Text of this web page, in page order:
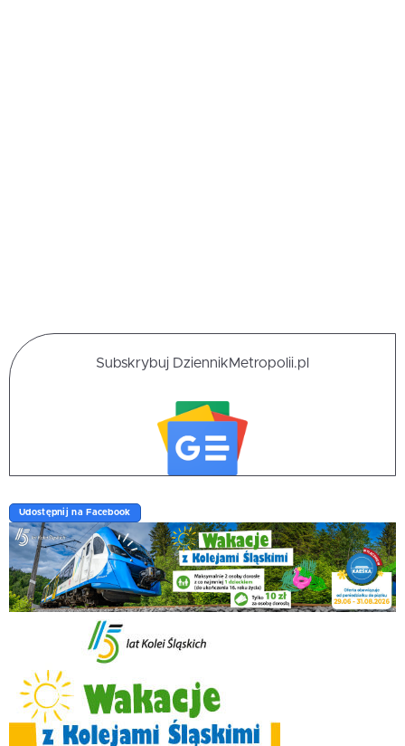
Subskrybuj DziennikMetropolii.pl
Udostępnij na Facebook